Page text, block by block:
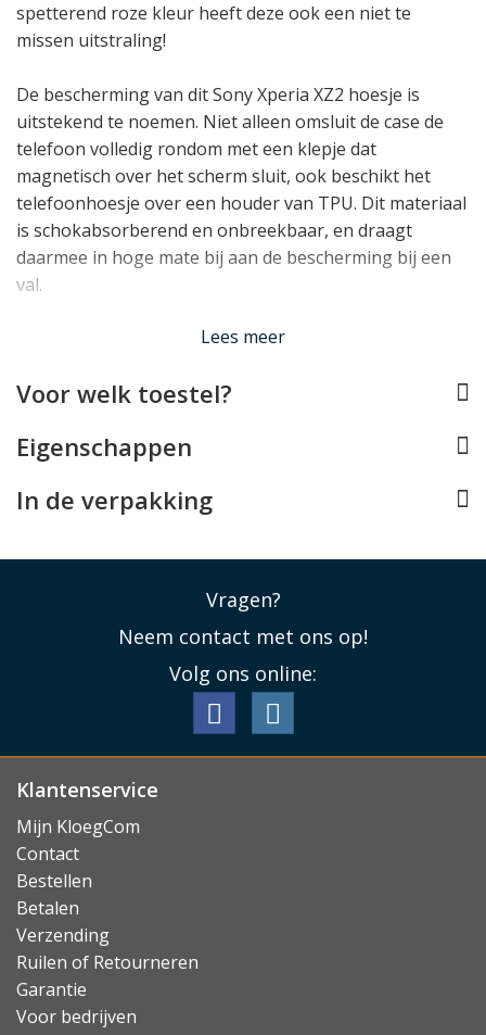
spetterend roze kleur heeft deze ook een niet te
missen uitstraling!
De bescherming van dit Sony Xperia XZ2 hoesje is
uitstekend te noemen. Niet alleen omsluit de case de
telefoon volledig rondom met een klepje dat
magnetisch over het scherm sluit, ook beschikt het
telefoonhoesje over een houder van TPU. Dit materiaal
is schokabsorberend en onbreekbaar, en draagt
daarmee in hoge mate bij aan de bescherming bij een
val.
Uiteraard blijft alle functionaliteit van de Sony Xperia
beschikt het hoesje overopbergvakjes voor pasjes
én
neergezet kan worden.
Lees meer
Voor welk toestel?
Eigenschappen
In de verpakking
Vragen?
Neem contact met ons op!
Volg ons online:
Klantenservice
Mijn KloegCom
Contact
Bestellen
Betalen
Verzending
Ruilen of Retourneren
Garantie
Voor bedrijven